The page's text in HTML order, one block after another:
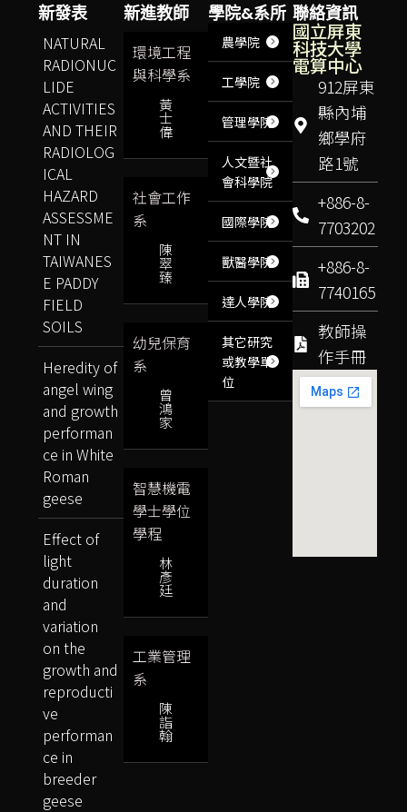
聯絡資訊
國立屏東
科技大學
電算中心
912屏東
縣內埔
鄉學府
路1號
+886-8-
7703202
+886-8-
7740165
教師操
作手冊
學院&系所
農學院
工學院
管理學院
人文暨社
會科學院
國際學院
獸醫學院
達人學院
其它研究
或教學單
位
新進教師
環境工程
與科學系
黃
士
偉
社會工作
系
陳
翠
臻
幼兒保育
系
曾
鴻
家
智慧機電
學士學位
學程
林
彥
廷
工業管理
系
陳
詣
翰
新發表
NATURAL
RADIONUC
LIDE
ACTIVITIES
AND THEIR
RADIOLOG
ICAL
HAZARD
ASSESSME
NT IN
TAIWANES
E PADDY
FIELD
SOILS
Heredity of
angel wing
and growth
performan
ce in White
Roman
geese
Effect of
light
duration
and
variation
on the
growth and
reproducti
ve
performan
ce in
breeder
geese